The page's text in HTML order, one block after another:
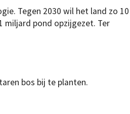
Tegen 2030 wil het land zo 10
pond opzijgezet. Ter
bos bij te planten.